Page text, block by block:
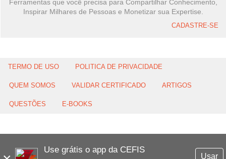
Use grátis o app da CEFIS
Usar
Ferramentas que você precisa para Compartilhar Conhecimento,
Inspirar Milhares de Pessoas e Monetizar sua Expertise.
CADASTRE-SE
TERMO DE USO POLITICA DE PRIVACIDADE
QUEM SOMOS VALIDAR CERTIFICADO ARTIGOS
QUESTÕES E-BOOKS